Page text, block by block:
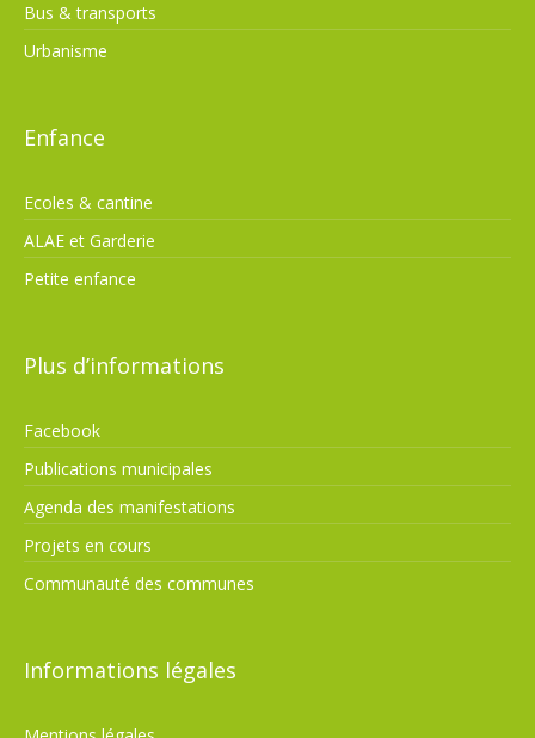
Bus & transports
Urbanisme
Enfance
Ecoles & cantine
ALAE et Garderie
Petite enfance
Plus d’informations
Facebook
Publications municipales
Agenda des manifestations
Projets en cours
Communauté des communes
Informations légales